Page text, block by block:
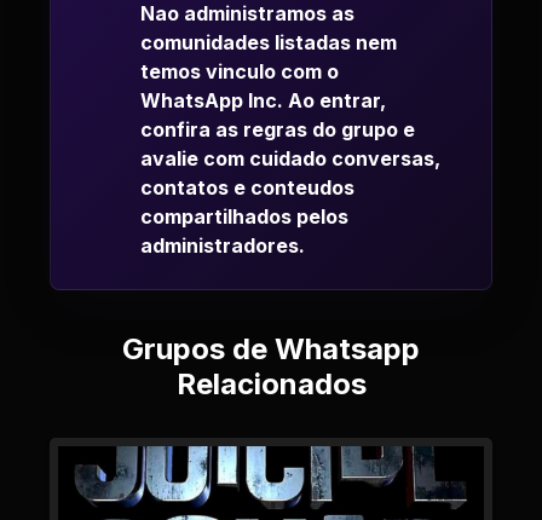
Nao administramos as
comunidades listadas nem
temos vinculo com o
WhatsApp Inc. Ao entrar,
confira as regras do grupo e
avalie com cuidado conversas,
contatos e conteudos
compartilhados pelos
administradores.
Grupos de Whatsapp
Relacionados